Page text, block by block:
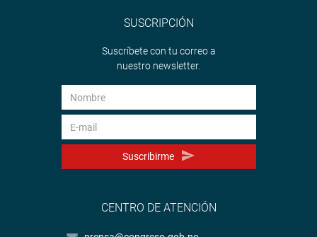
SUSCRIPCIÓN
Suscríbete con tu correo a
nuestro newsletter.
Suscribirme
CENTRO DE ATENCIÓN